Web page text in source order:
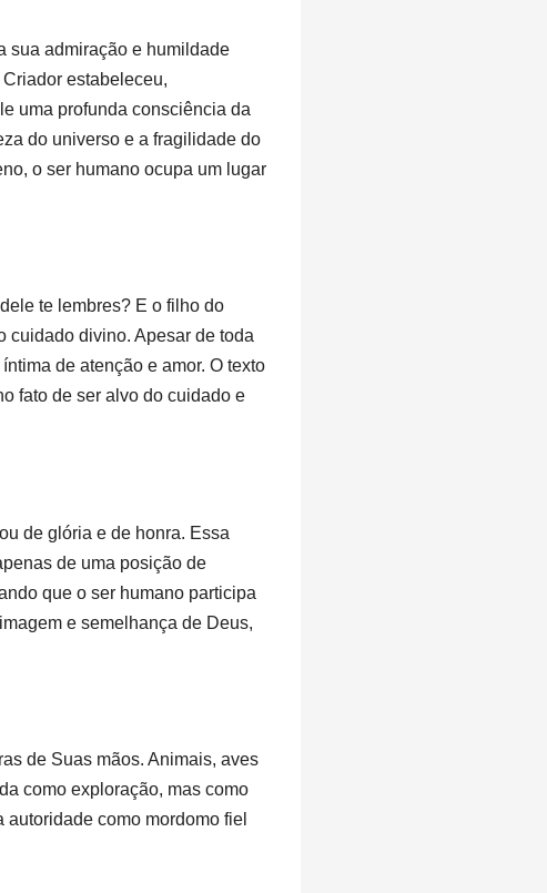
sua admiração e humildade
estabeleceu,
uma profunda consciência da
do universo e a fragilidade do
o ser humano ocupa um lugar
te lembres? E o filho do
cuidado divino. Apesar de toda
de atenção e amor. O texto
fato de ser alvo do cuidado e
de glória e de honra. Essa
de uma posição de
que o ser humano participa
e semelhança de Deus,
de Suas mãos. Animais, aves
como exploração, mas como
como mordomo fiel